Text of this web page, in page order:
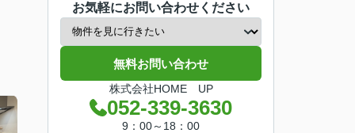
お気軽にお問い合わせください
無料お問い合わせ
株式会社HOME UP
052-339-3630
9：00～18：00